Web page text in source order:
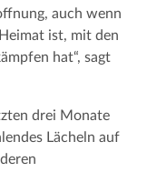
auch wenn
ist, mit den
hat“, sagt
drei Monate
Lächeln auf